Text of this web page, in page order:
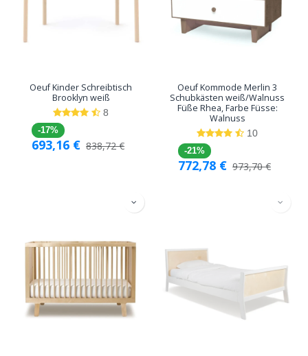
Oeuf Kinder Schreibtisch
Brooklyn weiß
8
-17%
693,16 € 838,72€
Oeuf Kommode Merlin 3
Schubkästen weiß/Walnuss
Füße Rhea, Farbe Füsse:
Walnuss
10
-21%
772,78 € 973,70€